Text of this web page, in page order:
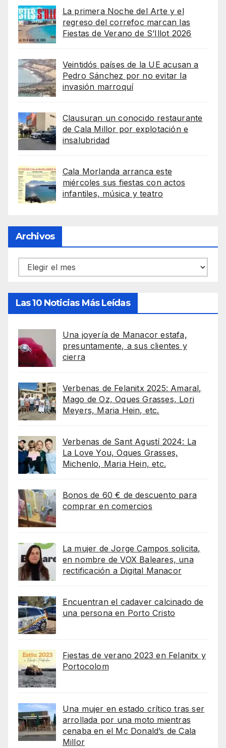
La primera Noche del Arte y el
regreso del correfoc marcan las
Fiestas de Verano de S’Illot 2026
Veintidós países de la UE acusan a
Pedro Sánchez por no evitar la
invasión marroquí
Clausuran un conocido restaurante
de Cala Millor por explotación e
insalubridad
Cala Morlanda arranca este
miércoles sus fiestas con actos
infantiles, música y teatro
Archivos
Archivos
Las 10 Noticias Más Leídas
Una joyería de Manacor estafa,
presuntamente, a sus clientes y
cierra
Verbenas de Felanitx 2025: Amaral,
Mago de Oz, Oques Grasses, Lori
Meyers, Maria Hein, etc.
Verbenas de Sant Agustí 2024: La
La Love You, Oques Grasses,
Michenlo, Maria Hein, etc.
Bonos de 60 € de descuento para
comprar en comercios
La mujer de Jorge Campos solicita,
en nombre de VOX Baleares, una
rectificación a Digital Manacor
Encuentran el cadaver calcinado de
una persona en Porto Cristo
Fiestas de verano 2023 en Felanitx y
Portocolom
Una mujer en estado crítico tras ser
arrollada por una moto mientras
cenaba en el Mc Donald’s de Cala
Millor